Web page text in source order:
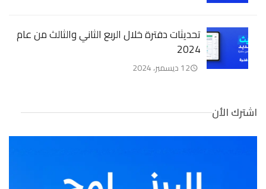
تحديثات دفترة خلال الربع الثاني والثالث من عام
2024
12 ديسمبر، 2024
اشترك الأن